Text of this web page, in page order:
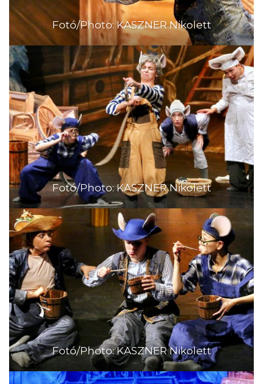
Fotó/Photo: KASZNER Nikolett
Fotó/Photo: KASZNER Nikolett
Fotó/Photo: KASZNER Nikolett